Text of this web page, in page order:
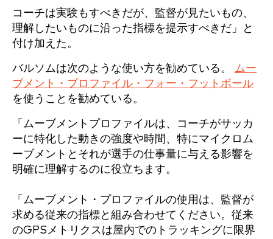
コーチは実験もすべきだが、監督が見たいもの、
理解したいものに沿った指標を提示すべきだ」と
付け加えた。
バルソムは次のような使い方を勧めている。 ムー
ブメント・プロファイル・フォー・フットボール
を使うことを勧めている。
「ムーブメントプロファイルは、コーチがサッカ
ーに特化した動きの強度や時間、特にマイクロム
ーブメントとそれが選手の仕事量に与える影響を
明確に理解するのに役立ちます。
「ムーブメント・プロファイルの使用は、監督が
求める従来の指標と組み合わせてください。従来
のGPSメトリクスは屋内でのトラッキングに限界